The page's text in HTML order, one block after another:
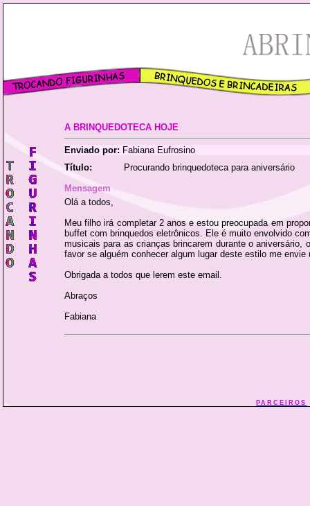
A BRINQUEDOTECA HOJE
Enviado por: Fabiana Eufrosino
Título:
Procurando brinquedoteca para aniversário
Mensagem
Olá a todos,
Meu filho irá completar 2 anos e estou preocupada em
buffet com brinquedos eletrônicos. Ele é muito envolvido
musicais para as crianças brincarem durante o
favor se alguém conhecer algum lugar deste estilo me
Obrigada a todos que lerem este email.
Abraços
Fabiana
PARCEIROS